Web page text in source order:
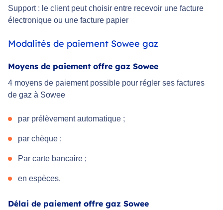
Support : le client peut choisir entre recevoir une facture
électronique ou une facture papier
Modalités de paiement Sowee gaz
Moyens de paiement offre gaz Sowee
4 moyens de paiement possible pour régler ses factures
de gaz à Sowee
par prélèvement automatique ;
par chèque ;
Par carte bancaire ;
en espèces.
Délai de paiement offre gaz Sowee